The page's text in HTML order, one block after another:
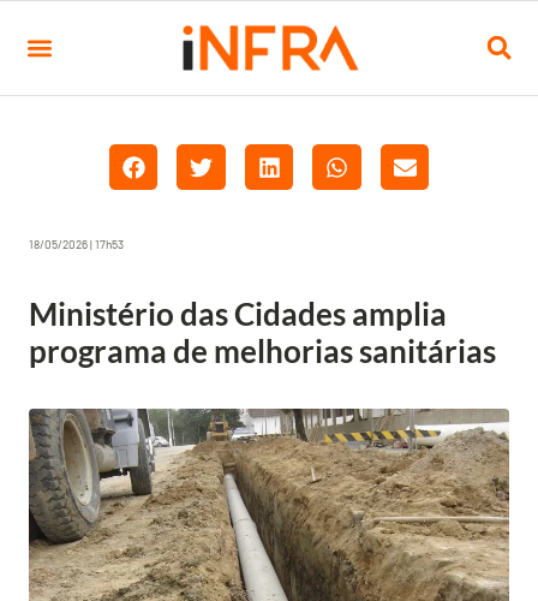
18/05/2026 | 17h53
Ministério das Cidades amplia
programa de melhorias sanitárias